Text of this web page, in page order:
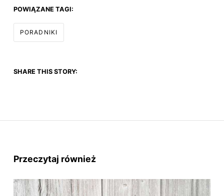
POWIĄZANE TAGI:
PORADNIKI
SHARE THIS STORY:
Przeczytaj również